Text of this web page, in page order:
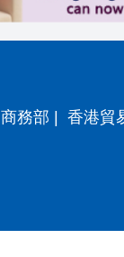
商務部 | 香港貿